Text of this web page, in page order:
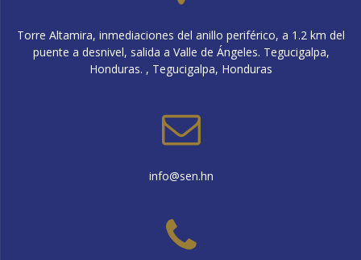
Torre Altamira, inmediaciones del anillo periférico, a 1.2 km del
puente a desnivel, salida a Valle de Ángeles. Tegucigalpa,
Honduras. , Tegucigalpa, Honduras
info@sen.hn